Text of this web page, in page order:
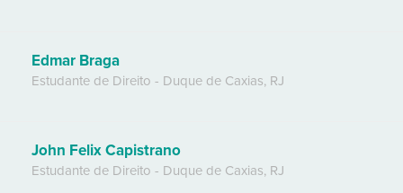
Edmar Braga
Estudante de Direito - Duque de Caxias, RJ
John Felix Capistrano
Estudante de Direito - Duque de Caxias, RJ